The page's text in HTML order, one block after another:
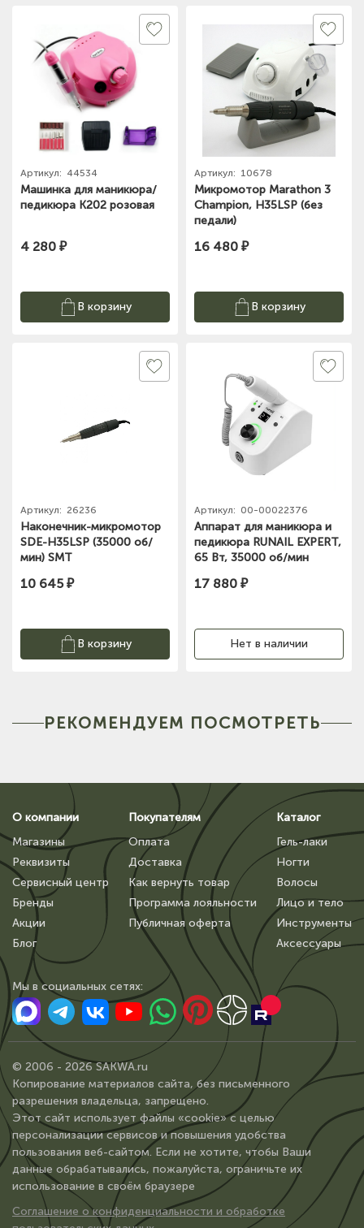
Артикул: 44534
Машинка для маникюра/
педикюра K202 розовая
4 280 ₽
В корзину
Артикул: 10678
Микромотор Marathon 3
Champion, H35LSP (без
педали)
16 480 ₽
В корзину
Артикул: 26236
Наконечник-микромотор
SDE-H35LSP (35000 об/
мин) SMT
10 645 ₽
В корзину
Артикул: 00-00022376
Аппарат для маникюра и
педикюра RUNAIL EXPERT,
65 Вт, 35000 об/мин
17 880 ₽
Нет в наличии
РЕКОМЕНДУЕМ ПОСМОТРЕТЬ
О компании
Магазины
Реквизиты
Сервисный центр
Бренды
Акции
Блог
Покупателям
Оплата
Доставка
Как вернуть товар
Программа лояльности
Публичная оферта
Каталог
Гель-лаки
Ногти
Волосы
Лицо и тело
Инструменты
Аксессуары
Мы в сoциальных сетях:
© 2006 - 2026 SAKWA.ru
Копирование материалов сайта, без письменного
разрешения владельца, запрещено.
Этот сайт использует файлы «cookie» с целью
персонализации сервисов и повышения удобства
пользования веб-сайтом. Если не хотите, чтобы Ваши
данные обрабатывались, пожалуйста, ограничьте их
использование в своём браузере
Соглашение о конфиденциальности и обработке